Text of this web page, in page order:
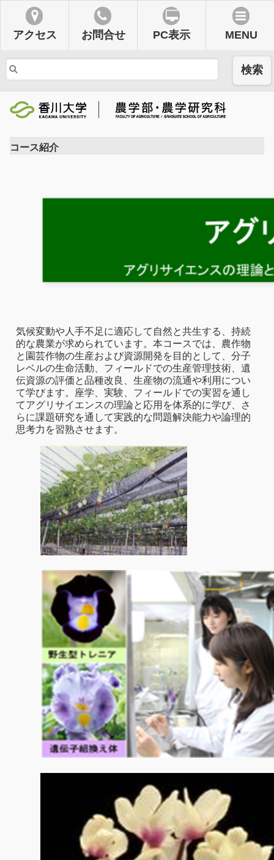
アクセス お問合せ PC表示 MENU
検索
コース紹介
気候変動や人手不足に適応して自然と共生する、持続
的な農業が求められています。本コースでは、農作物
と園芸作物の生産および資源開発を目的として、分子
レベルの生命活動、フィールドでの生産管理技術、遺
伝資源の評価と品種改良、生産物の流通や利用につい
て学びます。座学、実験、フィールドでの実習を通し
てアグリサイエンスの理論と応用を体系的に学び、さ
らに課題研究を通して実践的な問題解決能力や論理的
思考力を習熟させます。